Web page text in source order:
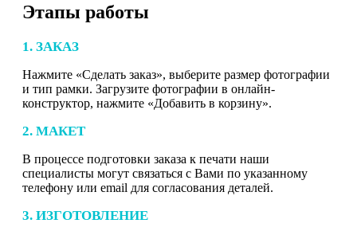
Этапы работы
1. ЗАКАЗ
Нажмите «Сделать заказ», выберите размер фотографии
и тип рамки. Загрузите фотографии в онлайн-
конструктор, нажмите «Добавить в корзину».
2. МАКЕТ
В процессе подготовки заказа к печати наши
специалисты могут связаться с Вами по указанному
телефону или email для согласования деталей.
3. ИЗГОТОВЛЕНИЕ